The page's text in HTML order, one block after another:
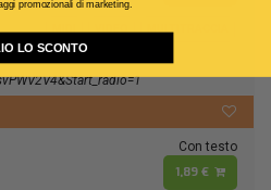
Con testo
1,89 €
promozionali di marketing.
LO SCONTO